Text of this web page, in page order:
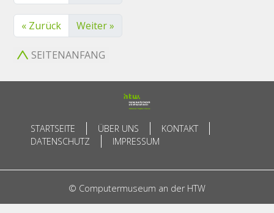
« Zurück Weiter »
SEITENANFANG
STARTSEITE ÜBER UNS
KONTAKT
DATENSCHUTZ
IMPRESSUM
© Computermuseum an der HTW